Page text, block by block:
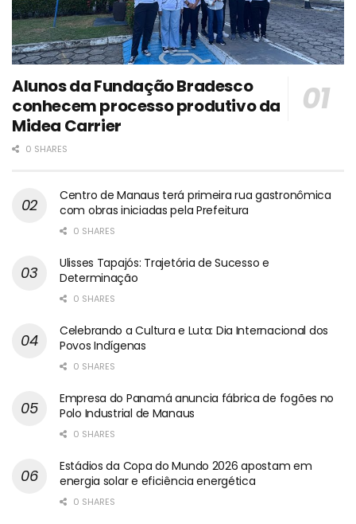
Alunos da Fundação Bradesco
conhecem processo produtivo da
Midea Carrier
0 SHARES
Centro de Manaus terá primeira rua gastronômica
com obras iniciadas pela Prefeitura
0 SHARES
Ulisses Tapajós: Trajetória de Sucesso e
Determinação
0 SHARES
Celebrando a Cultura e Luta: Dia Internacional dos
Povos Indígenas
0 SHARES
Empresa do Panamá anuncia fábrica de fogões no
Polo Industrial de Manaus
0 SHARES
Estádios da Copa do Mundo 2026 apostam em
energia solar e eficiência energética
0 SHARES